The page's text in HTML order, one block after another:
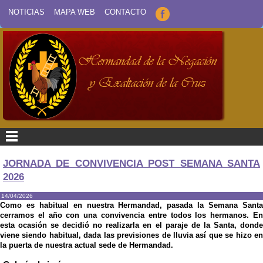
NOTICIAS MAPA WEB CONTACTO
JORNADA DE CONVIVENCIA POST SEMANA SANTA
2026
14/04/2026
Como es habitual en nuestra Hermandad, pasada la Semana Santa
cerramos el año con una convivencia entre todos los hermanos. En
esta ocasión se decidió no realizarla en el paraje de la Santa, donde
viene siendo habitual, dada las previsiones de lluvia así que se hizo en
la puerta de nuestra actual sede de Hermandad.